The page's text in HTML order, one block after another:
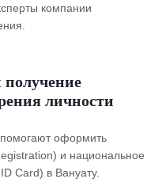
компании
личности
помогают оформить
и национальное
Card) в Вануату.